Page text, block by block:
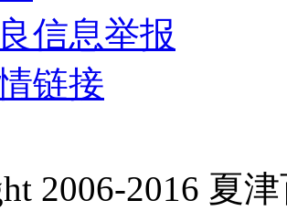
信息举报
链接
2006-2016 夏